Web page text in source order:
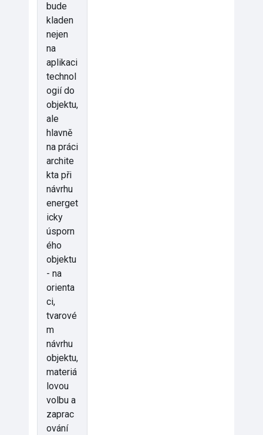
bude
kladen
nejen
na
aplikaci
technol
ogií do
objektu,
ale
hlavně
na práci
archite
kta při
návrhu
energet
icky
úsporn
ého
objektu
- na
orienta
ci,
tvarové
m
návrhu
objektu,
materiá
lovou
volbu a
zaprac
ování